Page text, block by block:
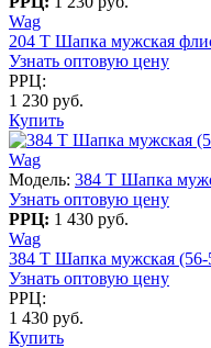
Wag
204 T Шапка мужская
Узнать оптовую цену
РРЦ:
1 230 руб.
Купить
Wag
Модель: 384 T Шапка
Узнать оптовую цену
РРЦ: 1 430 руб.
Wag
384 T Шапка мужская (56-
Узнать оптовую цену
РРЦ:
1 430 руб.
Купить